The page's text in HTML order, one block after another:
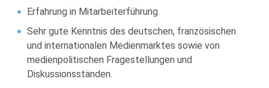
Erfahrung in Mitarbeiterführung.
Sehr gute Kenntnis des deutschen, französischen
und internationalen Medienmarktes sowie von
medienpolitischen Fragestellungen und
Diskussionsständen.